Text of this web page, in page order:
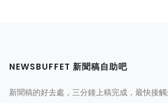
NEWSBUFFET 新聞稿自助吧
新聞稿的好去處，三分鐘上稿完成，最快接觸